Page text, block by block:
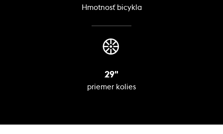
Hmotnosť bicykla
29"
priemer kolies